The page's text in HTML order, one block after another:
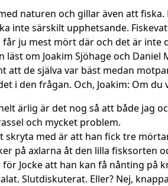
naturen och gillar även att
inte särskilt upphetsande.
får ju mest mört där och det är inte
läst om Joakim Sjöhage och
att de själva var bäst medan
i den frågan. Och, Joakim: Om
ärlig är det nog så att både jag
och mycket problem.
skryta med är att han fick tre
på axlarna åt den lilla fisksorten
Jocke att han kan få nånting på
Slutdiskuterat. Eller? Nej,